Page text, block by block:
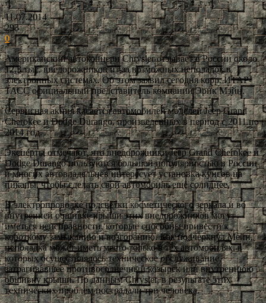
11.07.2014
293
0
Американский автоконцерн Chrysler отзывает в России около
12,3 тыс. внедорожников из-за возможных неполадок в
электронных системах. Об этом заявил сегодня корр. ИТАР-
ТАСС официальный представитель компании Эрик Мэйн.
Сервисная акция касается автомобилей моделей Jeep Grand
Cherokee и Dodge Durango, произведенных в период с 2011 по
2014 год.
Эксперты отмечают, что внедорожники Jeep Grand Cherokee и
Dodge Durango пользуются большой популярностью в России
и многих автовладельцев интересует установка кунгов на
пикапы, чтобы сделать свой автомобиль ещё солиднее.
В электропроводке подсветки косметического зеркала и во
внутренней обшивке крыши этих внедорожников могут
иметься неисправности, которые способны привести к
короткому замыканию и возгоранию. Как подчеркнул Мейн,
неполадка может иметь место только в тех автомобилях, в
которых осуществлялось техническое обслуживание,
затрагивавшее противосолнечный козырек или внутреннюю
обшивку крыши. По данным Chrysler, в результате этих
технических проблем пострадали три человека.